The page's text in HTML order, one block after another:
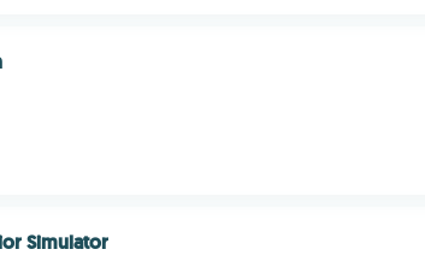
Simulator